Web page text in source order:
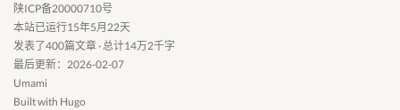
陕ICP备20000710号
本站已运行15年5月22天
发表了400篇文章 · 总计14万2千字
最后更新：2026-02-07
Umami
Built with Hugo